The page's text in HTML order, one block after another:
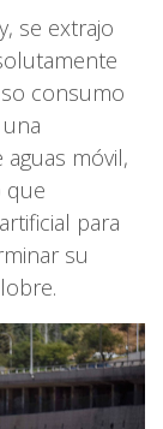
se extrajo
consumo
móvil,
que
para
su